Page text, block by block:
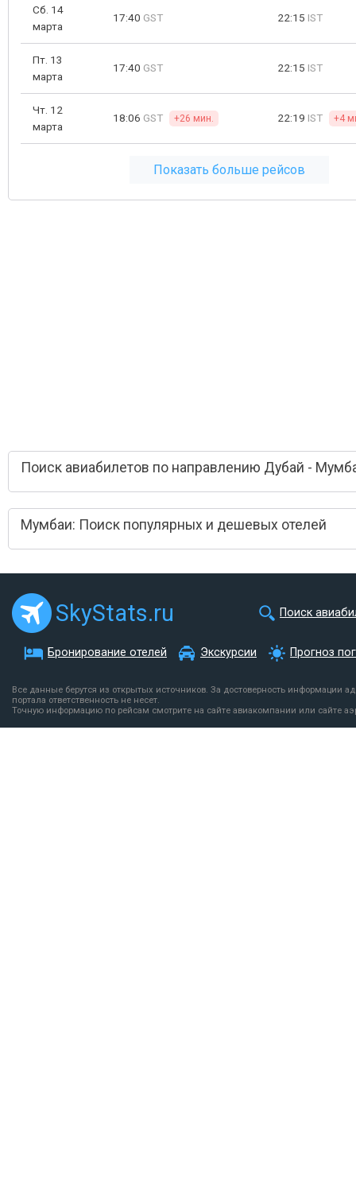
Сб. 14
марта
17:40 GST 22:15 IST
Пт. 13
марта
17:40 GST 22:15 IST
Чт. 12
марта
18:06 GST +26 мин. 22:19 IST +4
Показать больше рейсов
Поиск авиабилетов по направлению Дубай -
Мумбаи: Поиск популярных и дешевых отелей
SkyStats.ru Поиск
Бронирование отелей Экскурсии Прогноз
Все данные берутся из открытых источников. За достоверность информации
портала ответственность не несет.
Точную информацию по рейсам смотрите на сайте авиакомпании или сайте